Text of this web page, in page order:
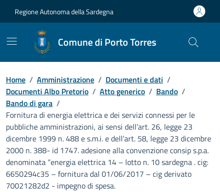
Regione Autonoma della Sardegna
Comune di Porto Torres
Home / Amministrazione / Documenti e dati /
Documenti Albo Pretorio / Atto generico / Bando /
Bando di gara /
Fornitura di energia elettrica e dei servizi connessi per le
pubbliche amministrazioni, ai sensi dell’art. 26, legge 23
dicembre 1999 n. 488 e s.m.i. e dell’art. 58, legge 23 dicembre
2000 n. 388- id 1747. adesione alla convenzione consip s.p.a.
denominata “energia elettrica 14 – lotto n. 10 sardegna . cig:
6650294c35 – fornitura dal 01/06/2017 – cig derivato
70021282d2 - impegno di spesa.